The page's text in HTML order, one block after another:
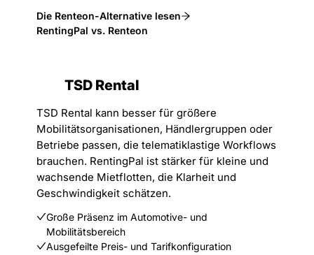
Die Renteon-Alternative lesen
RentingPal vs. Renteon
TSD Rental
TSD Rental kann besser für größere
Mobilitätsorganisationen, Händlergruppen oder
Betriebe passen, die telematiklastige Workflows
brauchen. RentingPal ist stärker für kleine und
wachsende Mietflotten, die Klarheit und
Geschwindigkeit schätzen.
Große Präsenz im Automotive- und
Mobilitätsbereich
Ausgefeilte Preis- und Tarifkonfiguration